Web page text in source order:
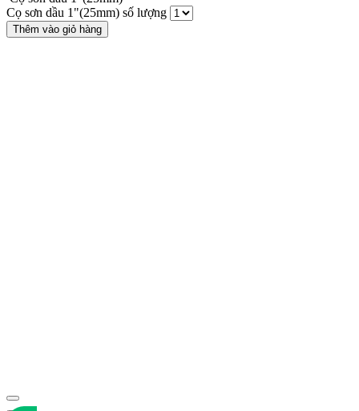
Cọ sơn dầu 1"(25mm) số lượng
Thêm vào giỏ hàng